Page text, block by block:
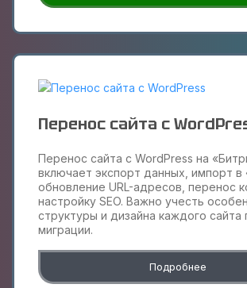
Перенос сайта с
Перенос сайта с WordPress на
включает экспорт данных, импорт в
обновление URL-адресов, перенос
настройку SEO. Важно учесть
структуры и дизайна каждого сайта
миграции.
Подробнее